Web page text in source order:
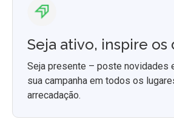
Seja ativo, inspire os
Seja presente – poste novidades
sua campanha em todos os
arrecadação.